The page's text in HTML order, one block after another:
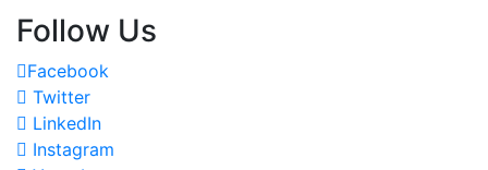
Follow Us
Facebook
Twitter
LinkedIn
Instagram